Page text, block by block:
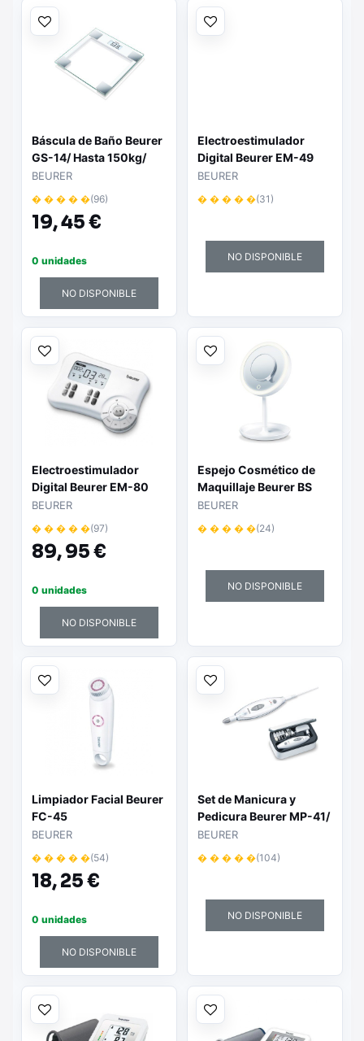
Báscula de Baño Beurer
GS-14/ Hasta 150kg/
Vidrio
BEURER
� � � � �(96)
19,45 €
0 unidades
NO DISPONIBLE
Electroestimulador
Digital Beurer EM-49
BEURER
� � � � �(31)
NO DISPONIBLE
Electroestimulador
Digital Beurer EM-80
BEURER
� � � � �(97)
89,95 €
0 unidades
NO DISPONIBLE
Espejo Cosmético de
Maquillaje Beurer BS
45/ Telescópico/
BEURER
� � � � �(24)
NO DISPONIBLE
Limpiador Facial Beurer
FC-45
BEURER
� � � � �(54)
18,25 €
0 unidades
NO DISPONIBLE
Set de Manicura y
Pedicura Beurer MP-41/
7 Accesorios
BEURER
� � � � �(104)
NO DISPONIBLE